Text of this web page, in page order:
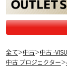
全て＞中古＞中古 -
中古 プロジェクター＞